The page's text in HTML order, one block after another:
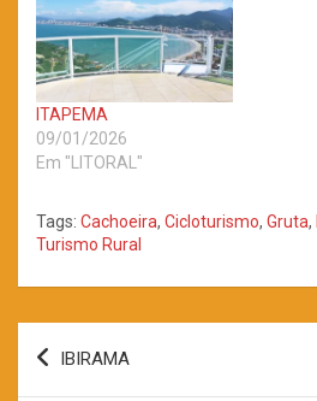
ITAPEMA
09/01/2026
Em "LITORAL"
Tags: Cachoeira, Cicloturismo, Gruta,
Turismo Rural
Navegação
de
IBIRAMA